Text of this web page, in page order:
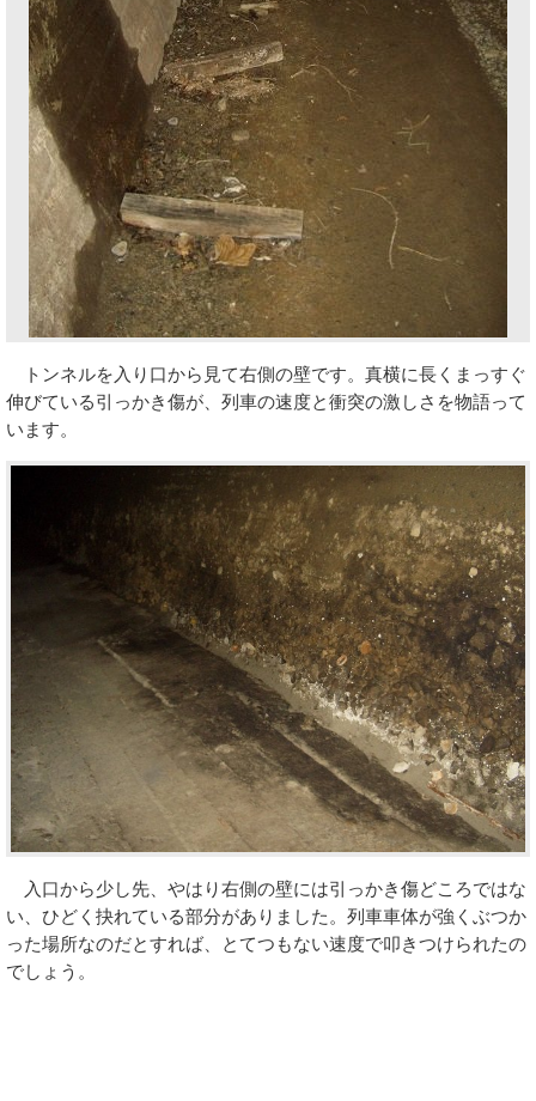
トンネルを入り口から見て右側の壁です。真横に長くまっすぐ
伸びている引っかき傷が、列車の速度と衝突の激しさを物語って
います。
入口から少し先、やはり右側の壁には引っかき傷どころではな
い、ひどく抉れている部分がありました。列車車体が強くぶつか
った場所なのだとすれば、とてつもない速度で叩きつけられたの
でしょう。